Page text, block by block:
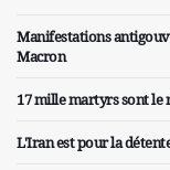
Manifestations
Macron
17 mille martyrs sont le
L'Iran est pour la